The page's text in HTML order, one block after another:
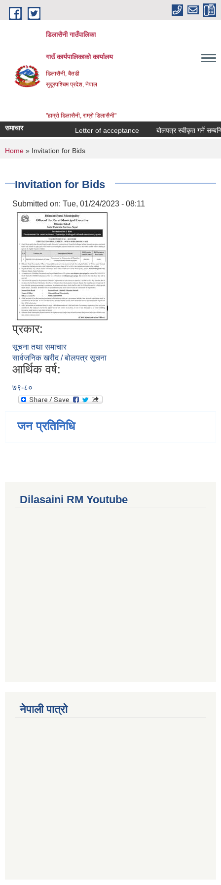
Skip to main content
डिलासैनी गाउँपालिका
गाउँ कार्यपालिकाको कार्यालय
डिलासैनी, बैतडी
सुदूरपश्चिम प्रदेश, नेपाल
"हाम्राे डिलासैनी, राम्राे डिलासैनी"
समाचार Letter of acceptance बोलपत्र स्वीकृत गर्ने सम्बन्धि
You are here
Home » Invitation for Bids
Invitation for Bids
Submitted on: Tue, 01/24/2023 - 08:11
प्रकार:
सूचना तथा समाचार
सार्वजनिक खरीद / बोलपत्र सूचना
आर्थिक वर्ष:
७९-८०
जन प्रतिनिधि
Dilasaini RM Youtube
नेपाली पात्रो